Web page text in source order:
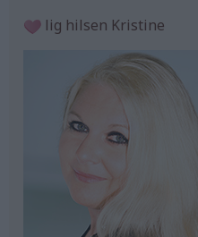
lig hilsen Kristine